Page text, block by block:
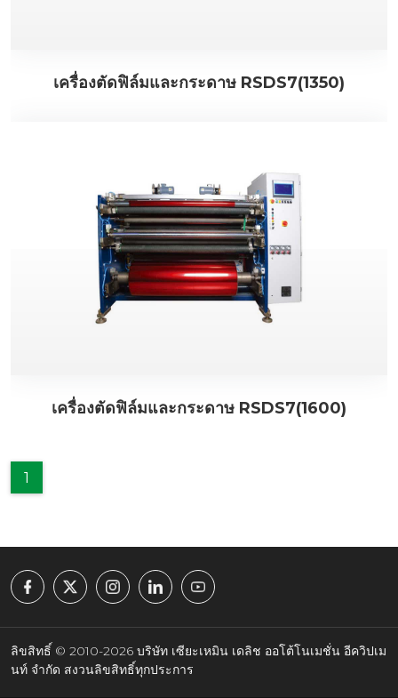
เครื่องตัดฟิล์มและกระดาษ RSDS7(1350)
เครื่องตัดฟิล์มและกระดาษ RSDS7(1600)
1
ลิขสิทธิ์ © 2010-2026 บริษัท เซียะเหมิน เดลิช ออโต้โนเมชั่น อีควิปเม
นท์ จำกัด สงวนลิขสิทธิ์ทุกประการ